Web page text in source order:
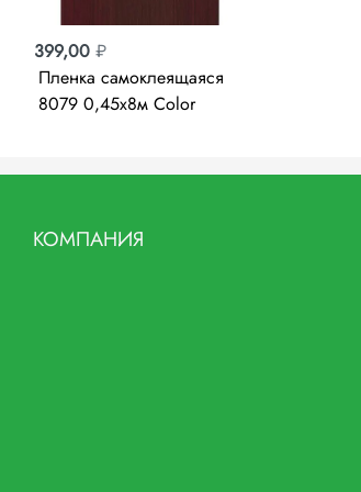
399,00 ₽
Пленка самоклеящаяся
8079 0,45х8м Color
КОМПАНИЯ